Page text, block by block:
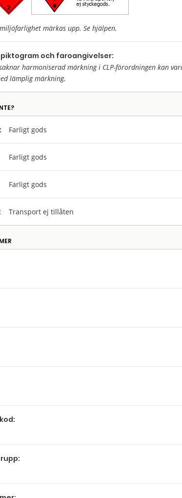
märkas upp. Se hjälpen.
och faroangivelser:
harmoniserad märkning i CLP-förordningen kan
lämplig märkning.
Farligt gods
Farligt gods
Farligt gods
Transport ej tillåten